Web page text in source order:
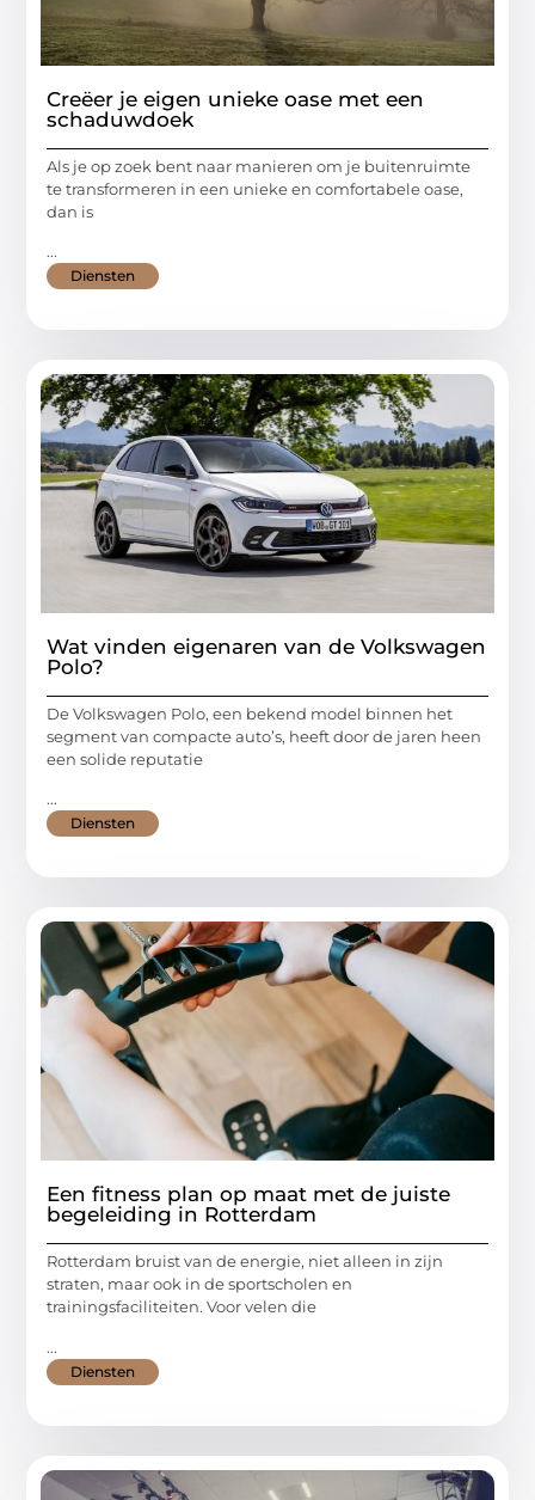
Creëer je eigen unieke oase met een
schaduwdoek
Als je op zoek bent naar manieren om je buitenruimte
te transformeren in een unieke en comfortabele oase,
dan is
...
Diensten
Wat vinden eigenaren van de Volkswagen
Polo?
De Volkswagen Polo, een bekend model binnen het
segment van compacte auto’s, heeft door de jaren heen
een solide reputatie
...
Diensten
Een fitness plan op maat met de juiste
begeleiding in Rotterdam
Rotterdam bruist van de energie, niet alleen in zijn
straten, maar ook in de sportscholen en
trainingsfaciliteiten. Voor velen die
...
Diensten